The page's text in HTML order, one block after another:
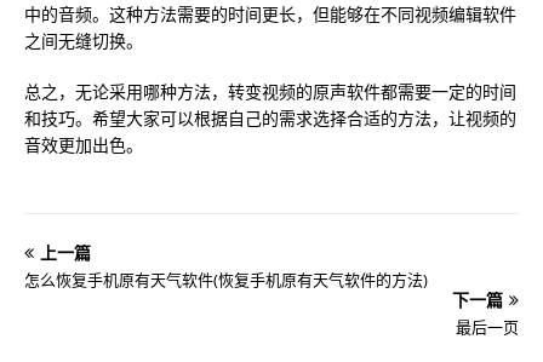
中的音频。这种方法需要的时间更长，但能够在不同视频编辑软件
之间无缝切换。
总之，无论采用哪种方法，转变视频的原声软件都需要一定的时间
和技巧。希望大家可以根据自己的需求选择合适的方法，让视频的
音效更加出色。
上一篇
怎么恢复手机原有天气软件(恢复手机原有天气软件的方法)
下一篇
最后一页